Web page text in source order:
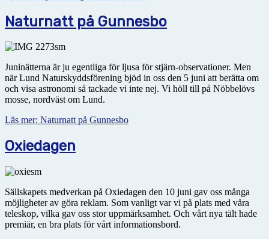
Naturnatt på Gunnesbo
Juninätterna är ju egentliga för ljusa för stjärn-observationer. Men
när Lund Naturskyddsförening bjöd in oss den 5 juni att berätta om
och visa astronomi så tackade vi inte nej. Vi höll till på Nöbbelövs
mosse, nordväst om Lund.
Läs mer: Naturnatt på Gunnesbo
Oxiedagen
Sällskapets medverkan på Oxiedagen den 10 juni gav oss många
möjligheter av göra reklam. Som vanligt var vi på plats med våra
teleskop, vilka gav oss stor uppmärksamhet. Och vårt nya tält hade
premiär, en bra plats för vårt informationsbord.